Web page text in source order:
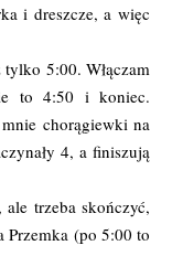
i dreszcze, a więc
5:00. Włączam
to 4:50 i koniec.
chorągiewki na
4, a finiszują
trzeba skończyć,
Przemka (po 5:00 to